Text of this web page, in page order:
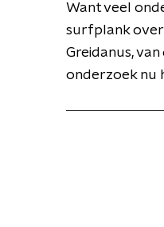
Want veel
surfplank
Greidanus,
onderzoek nu